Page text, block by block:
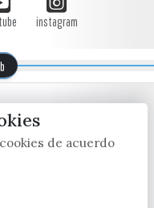
instagram
de acuerdo